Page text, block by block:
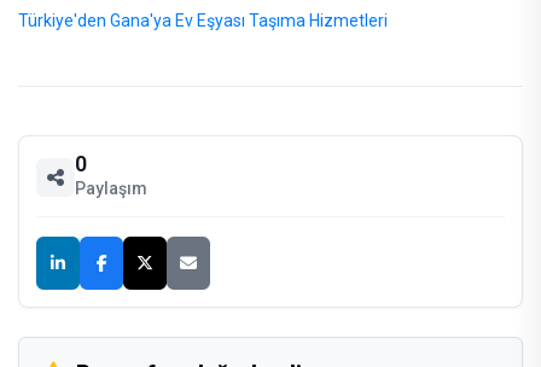
Türkiye'den Gana'ya Ev Eşyası Taşıma Hizmetleri
0
Paylaşım